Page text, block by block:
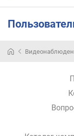
обеспечения